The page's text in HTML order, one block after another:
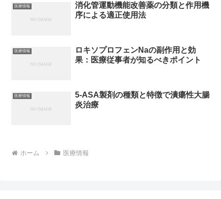
医療情報
消化管運動機能改善薬の分類と作用機
序による適正使用法
医療情報
ロキソプロフェンNaの副作用と効
果：医療従事者が知るべきポイント
医療情報
5-ASA製剤の種類と特徴で潰瘍性大腸
炎治療
ホーム 医療情報